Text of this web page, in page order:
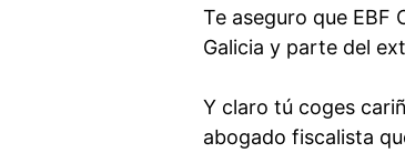
Te aseguro que EBF
Galicia y parte del
Y claro tú coges
abogado fiscalista